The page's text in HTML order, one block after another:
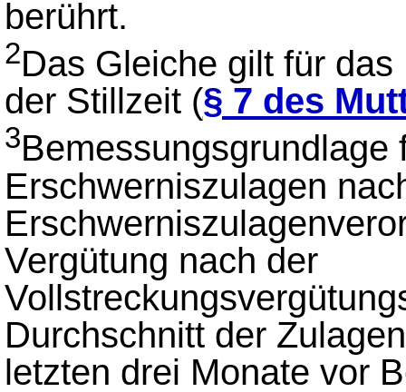
berührt.
2Das Gleiche gilt für
der Stillzeit (§ 7 des
3Bemessungsgrundlage
Erschwerniszulagen
Vergütung nach der
Durchschnitt der
letzten drei Monate vor